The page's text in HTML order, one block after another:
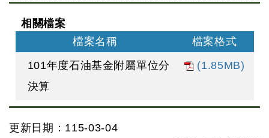
相關檔案
檔案名稱
檔案格式
101年度石油基金附屬單位分
決算
(1.85MB)
更新日期：115-03-04